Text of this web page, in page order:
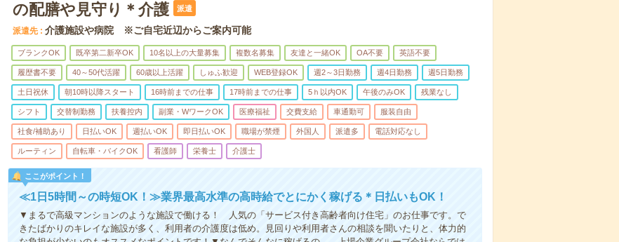
の配膳や見守り＊介護
派遣
派遣先 介護施設や病院 ※ご自宅近辺からご案内可能
ブランクOK 既卒第二新卒OK 10名以上の大量募集 複数名募集 友達と一緒OK OA不要 英語不要
履歴書不要 40～50代活躍 60歳以上活躍 しゅふ歓迎 WEB登録OK 週2～3日勤務 週4日勤務 週5日勤務
土日祝休 朝10時以降スタート 16時前までの仕事 17時前までの仕事 5ｈ以内OK 午後のみOK 残業なし
シフト 交替制勤務 扶養控内 副業・WワークOK 医療福祉 交費支給 車通勤可 服装自由
社食/補助あり 日払いOK 週払いOK 即日払いOK 職場が禁煙 外国人 派遣多 電話対応なし
ルーティン 自転車・バイクOK 看護師 栄養士 介護士
ここがポイント！
≪1日5時間～の時短OK！≫業界最高水準の高時給でとにかく稼げる＊日払いもOK！
▼まるで高級マンションのような施設で働ける！ 人気の「サービス付き高齢者向け住宅」のお仕事です。で
きたばかりのキレイな施設が多く、利用者の介護度は低め。見回りや利用者さんの相談を聞いたりと、体力的